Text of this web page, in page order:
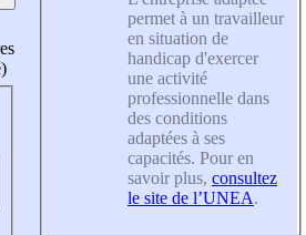
permet à un travailleur
en situation de
handicap d'exercer
une activité
professionnelle dans
des conditions
adaptées à ses
capacités. Pour en
savoir plus, consultez
le site de l’UNEA.